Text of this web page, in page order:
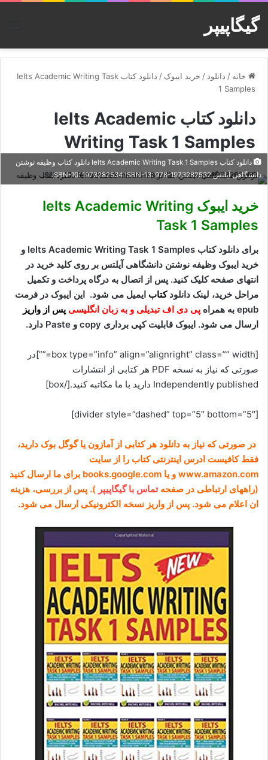
گیگاپیپر
خانه / دانلود / خرید ایبوک /
دانلود کتاب Ielts Academic Writing Task
1 Samples
دانلود کتاب Ielts Academic
Writing Task 1 Samples
دانلود کتاب Ielts Academic Writing Task 1 Samples دانلود کتاب وظیفه نوشتن
دانشگاهی آیلتس ISBN-10: 1973282534 ISBN-13: 978-1973282532
خرید ایبوک Ielts Academic Writing
Task 1 Samples
برای دانلود کتاب Ielts Academic Writing Task 1 Samples و
خرید ایبوک وظیفه نوشتن دانشگاهی آیلتس بر روی کلید خرید در
انتهای صفحه کلیک کنید. پس از اتصال به درگاه پرداخت و تکمیل
مراحل خرید، لینک دانلودکتاب ایمیل می شود. این ایبوک در فرمت
epub به همراه
پی دی اف تبدیلی و به زبان انگلیسی پس از واریز
ارسال می شود. ایبوک قابلیت کپی برداری copy و Paste دارد.
[box type=”info” align=”alignright” class=”” width=””]در
صورتی که نیاز به نسخه PDF هر کتابی از انتشارات
Independently published دارید با ما مکاتبه کنید.[/box]
[divider style=”dashed” top=”5″ bottom=”5″]
در صورتی که نیاز به دانلود هر کتابی از آمازون یا گوگل بوک دارید،
فقط کافیست ادرس اینترنتی کتاب را از سایت
www.amazon.com و یا books.google.com برای ما ارسال کنید
(راههای ارتباطی در صفحهتماس با گیگاپیپر ). پس از بررسی، هزینه
ان اعلام می شود. پس از واریز نسخه الکترونیکی ارسال می شود.